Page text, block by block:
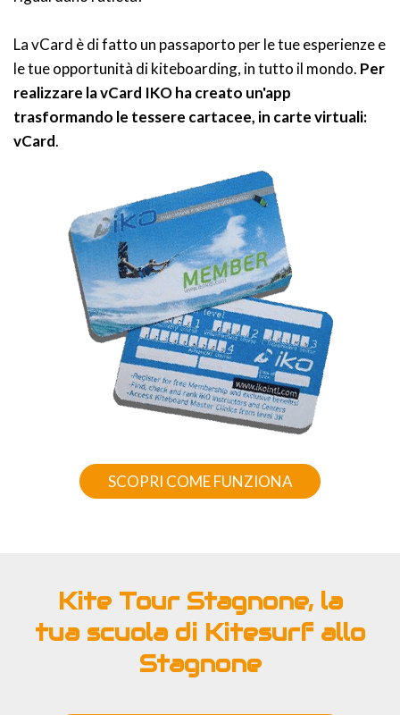
La vCard è di fatto un passaporto per le tue esperienze e
le tue opportunità di kiteboarding, in tutto il mondo. Per
realizzare la vCard IKO ha creato un'app
trasformando le tessere cartacee, in carte virtuali:
vCard.
SCOPRI COME FUNZIONA
Kite Tour Stagnone, la
tua scuola di Kitesurf allo
Stagnone